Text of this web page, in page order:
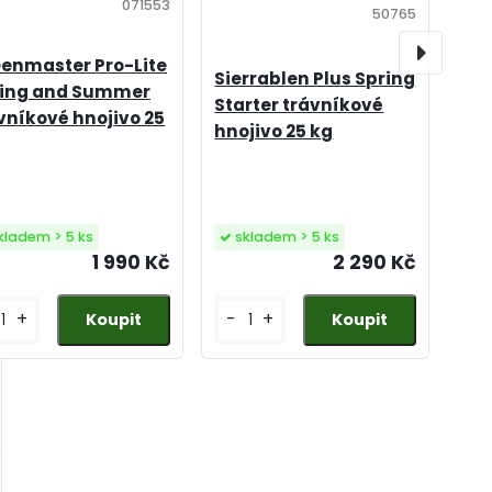
Pro-Lite
and Summer
hnojivo 25
071553
1 990 Kč
+
> 5 ks
Sierrablen Plus Spring
Starter trávníkové
hnojivo 25 kg
50765
2 290 Kč
- +
skladem > 5 ks